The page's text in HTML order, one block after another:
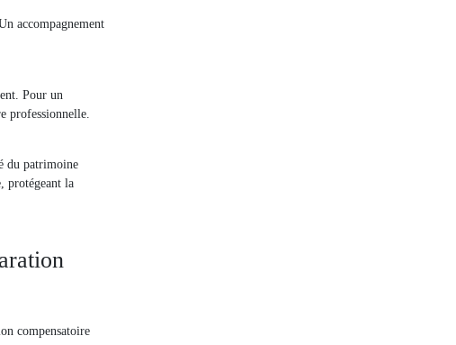
accompagnement
Pour un
professionnelle.
du patrimoine
protégeant la
compensatoire